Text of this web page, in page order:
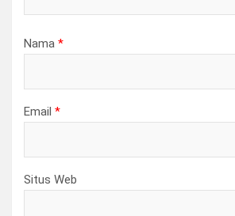
Nama *
Email *
Situs Web